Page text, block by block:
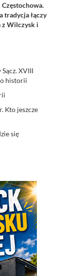
tradycja łączy
z Wilczysk i
XVIII
historii
Kto jeszcze
się